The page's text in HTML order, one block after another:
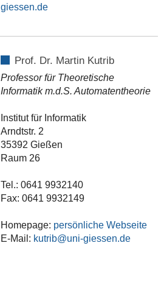
Prof. Dr. Martin Kutrib
Professor für Theoretische
Informatik m.d.S. Automatentheorie
Institut für Informatik
Arndtstr. 2
35392 Gießen
Raum 26
Tel.: 0641 9932140
Fax: 0641 9932149
Homepage: persönliche Webseite
E-Mail: kutrib